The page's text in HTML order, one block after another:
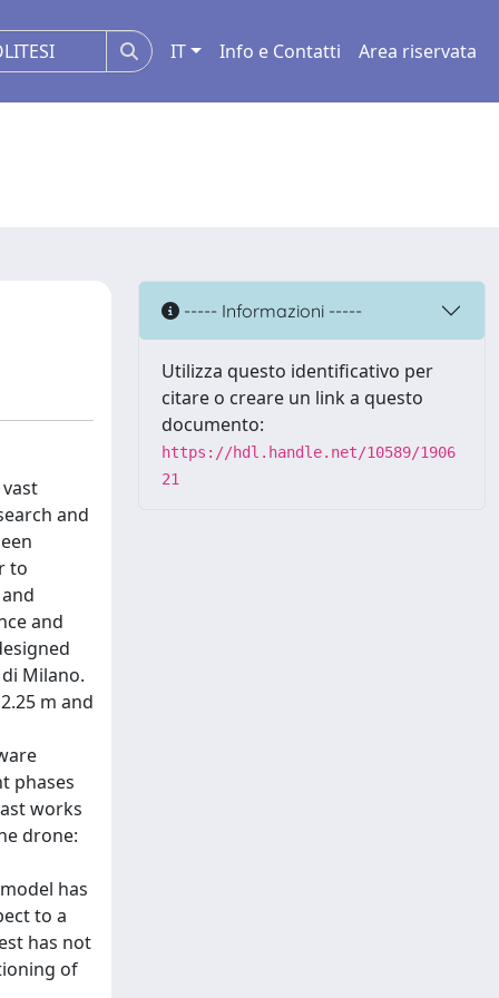
IT Info e Contatti Area riservata
and
to
and
Milano.
m and
phases
works
drone:
has
to a
has not
of
----- Informazioni -----
Utilizza questo identificativo per
citare o creare un link a questo
documento:
https://hdl.handle.net/10589/1906
21